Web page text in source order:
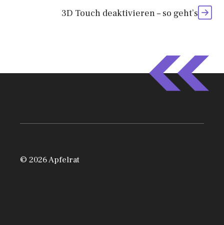
3D Touch deaktivieren – so geht’s
© 2026 Apfelrat